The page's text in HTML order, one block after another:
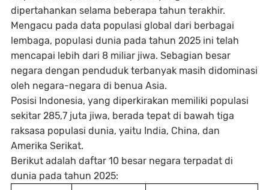
dipertahankan selama beberapa tahun terakhir.
Mengacu pada data populasi global dari berbagai
lembaga, populasi dunia pada tahun 2025 ini telah
mencapai lebih dari 8 miliar jiwa. Sebagian besar
negara dengan penduduk terbanyak masih didominasi
oleh negara-negara di benua Asia.
Posisi Indonesia, yang diperkirakan memiliki populasi
sekitar 285,7 juta jiwa, berada tepat di bawah tiga
raksasa populasi dunia, yaitu India, China, dan
Amerika Serikat.
Berikut adalah daftar 10 besar negara terpadat di
dunia pada tahun 2025: